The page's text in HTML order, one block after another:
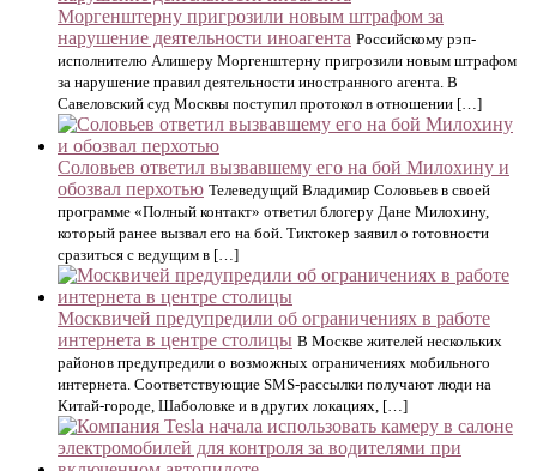
Моргенштерну пригрозили новым штрафом за
нарушение деятельности иноагента Российскому рэп-
исполнителю Алишеру Моргенштерну пригрозили новым штрафом
за нарушение правил деятельности иностранного агента. В
Савеловский суд Москвы поступил протокол в отношении […]
Соловьев ответил вызвавшему его на бой Милохину и
обозвал перхотью Телеведущий Владимир Соловьев в своей
программе «Полный контакт» ответил блогеру Дане Милохину,
который ранее вызвал его на бой. Тиктокер заявил о готовности
сразиться с ведущим в […]
Москвичей предупредили об ограничениях в работе
интернета в центре столицы В Москве жителей нескольких
районов предупредили о возможных ограничениях мобильного
интернета. Соответствующие SMS-рассылки получают люди на
Китай-городе, Шаболовке и в других локациях, […]